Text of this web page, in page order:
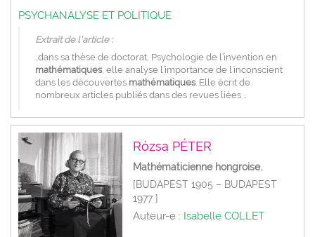
PSYCHANALYSE ET POLITIQUE
Extrait de l'article :
..dans sa thèse de doctorat, Psychologie de l’invention en
mathématiques, elle analyse l’importance de l’inconscient
dans les découvertes mathématiques. Elle écrit de
nombreux articles publiés dans des revues liées ..
Rózsa PÉTER
Mathématicienne hongroise.
[BUDAPEST 1905 – BUDAPEST
1977 ]
Auteur-e : Isabelle COLLET